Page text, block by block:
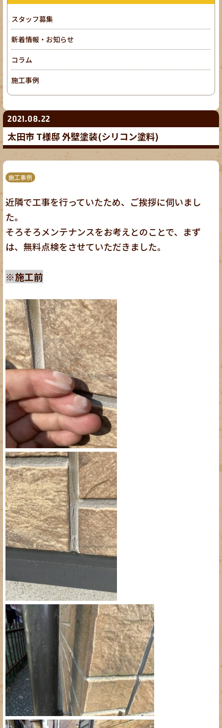
2021.08.22
太田市 T様邸 外壁塗装(シリコン塗料)
施工事例
近隣で工事を行っていたため、ご挨拶に伺いまし
た。
そろそろメンテナンスをお考えとのことで、まず
は、無料点検をさせていただきました。
※施工前
スタッフ募集
新着情報・お知らせ
コラム
施工事例